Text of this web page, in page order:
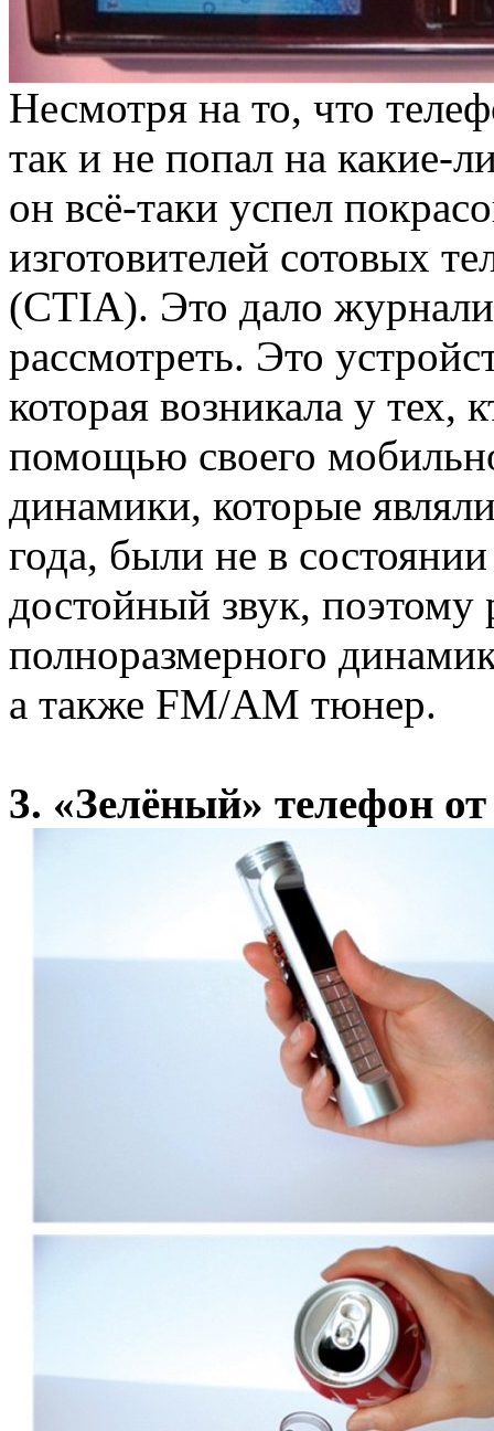
Несмотря на то, что
так и не попал на какие-
он всё-таки успел
изготовителей сотовых
(CTIA). Это дало
рассмотреть. Это
которая возникала у тех,
помощью своего
динамики, которые
года, были не в
достойный звук,
полноразмерного
а также FM/AM тюнер.
3. «Зелёный» телефон